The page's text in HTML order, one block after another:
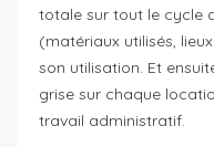
totale sur tout le cycle
(matériaux utilisés,
son utilisation. Et
grise sur chaque
travail administratif.